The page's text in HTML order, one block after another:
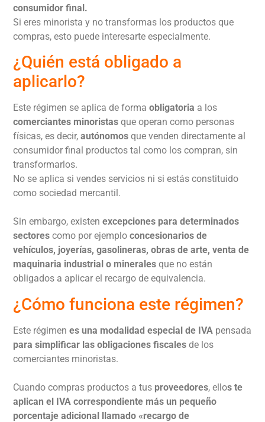
consumidor final.
Si eres minorista y no transformas los productos que
compras, esto puede interesarte especialmente.
¿Quién está obligado a
aplicarlo?
Este régimen se aplica de formaobligatoria a los
comerciantes minoristasque operan como personas
físicas, es decir,autónomos que venden directamente al
consumidor final productos tal como los compran, sin
transformarlos.
No se aplica si vendes servicios ni si estás constituido
como sociedad mercantil.
Sin embargo, existen excepciones para determinados
sectores como por ejemploconcesionarios de
vehículos, joyerías, gasolineras, obras de arte, venta de
maquinaria industrial o minerales que no están
obligados a aplicar el recargo de equivalencia.
¿Cómo funciona este régimen?
Este régimenes una modalidad especial de IVA pensada
para simplificar las obligaciones fiscalesde los
comerciantes minoristas.
Cuando compras productos a tus proveedores, ellos te
aplican el IVA correspondiente más un pequeño
porcentaje adicional llamado «recargo de